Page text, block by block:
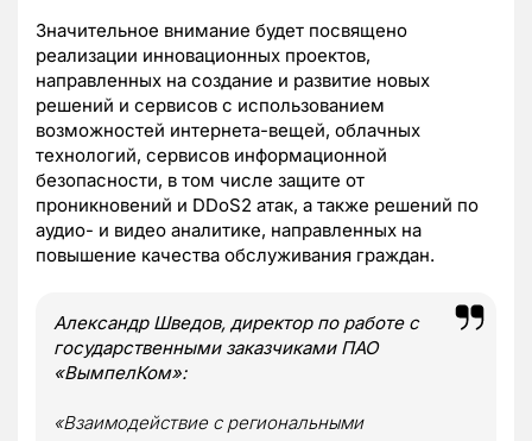
Значительное внимание будет посвящено
реализации инновационных проектов,
направленных на создание и развитие новых
решений и сервисов с использованием
возможностей интернета-вещей, облачных
технологий, сервисов информационной
безопасности, в том числе защите от
проникновений и DDoS2 атак, а также решений по
аудио- и видео аналитике, направленных на
повышение качества обслуживания граждан.
Александр Шведов, директор по работе с
государственными заказчиками ПАО
«ВымпелКом»:
«Взаимодействие с региональными